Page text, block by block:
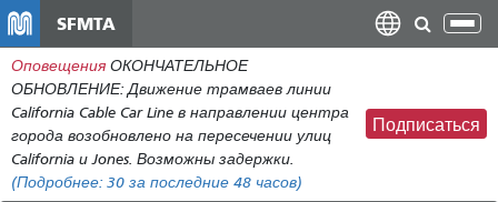
содержанию
SFMTA
Оповещения ОКОНЧАТЕЛЬНОЕ
ОБНОВЛЕНИЕ: Движение трамваев линии
California Cable Car Line в направлении центра
города возобновлено на пересечении улиц
California и Jones. Возможны задержки.
(Подробнее: 30 за последние 48 часов)
Подписаться